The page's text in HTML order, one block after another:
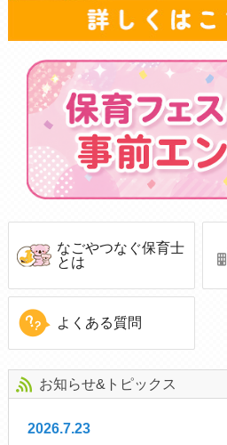
なごやつなぐ保育士
とは
よくある質問
お知らせ&トピックス
2026.7.23